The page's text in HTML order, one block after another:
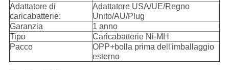
Adattatore di
caricabatterie:
Adattatore USA/UE/Regno
Unito/AU/Plug
Garanzia
1 anno
Tipo
Caricabatterie Ni-MH
Pacco
OPP+bolla prima dell'imballaggio
esterno